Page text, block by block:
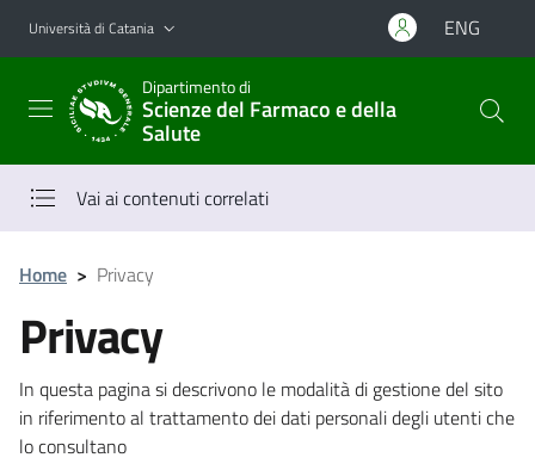
Vai al contenuto principale
Vai al menu di navigazione
Università di Catania ENG
Dipartimento di
Scienze del Farmaco e della
Salute
Vai ai contenuti correlati
Home > Privacy
Privacy
In questa pagina si descrivono le modalità di gestione del sito
in riferimento al trattamento dei dati personali degli utenti che
lo consultano